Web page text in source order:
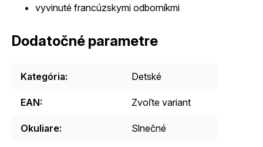
vyvinuté francúzskymi odborníkmi
Dodatočné parametre
Kategória: Detské
EAN: Zvoľte variant
Okuliare: Slnečné